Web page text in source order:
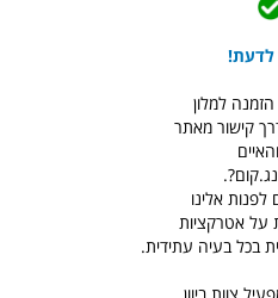
לדעת!
למלון
קישור מאתר
והאיים
לפנות אלינו
על אטרקציות
בכל בעיה עתידית.